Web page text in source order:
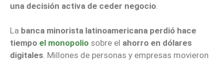
una decisión activa de ceder negocio
La banca minorista latinoamericana perdió hace
tiempo el monopolio sobre el ahorro en dólares
digitales. Millones de personas y empresas movieron